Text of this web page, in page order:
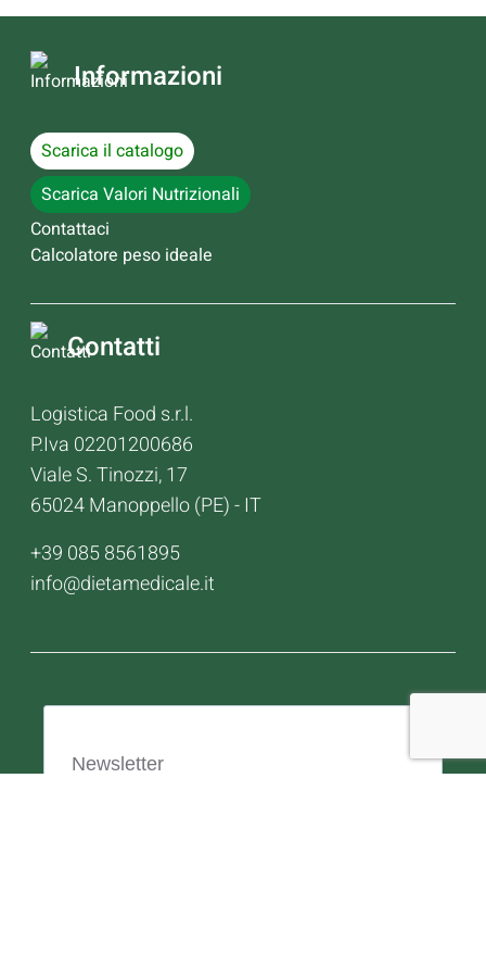
Informazioni
Scarica il catalogo
Scarica Valori Nutrizionali
Contattaci
Calcolatore peso ideale
Contatti
Logistica Food s.r.l.
P.Iva 02201200686
Viale S. Tinozzi, 17
65024 Manoppello (PE) - IT
+39 085 8561895
info@dietamedicale.it
Newsletter